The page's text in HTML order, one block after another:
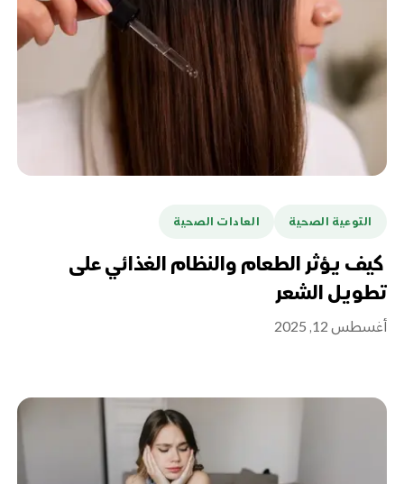
التوعية الصحية العادات الصحية
كيف يؤثر الطعام والنظام الغذائي على
تطويل الشعر
أغسطس 12, 2025